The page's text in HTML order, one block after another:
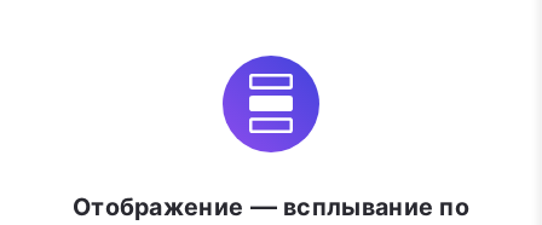
Отображение — всплывание по